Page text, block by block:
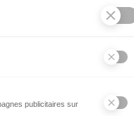
?
pour vous :